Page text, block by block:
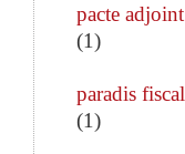
pacte adjoint
(1)
paradis fiscal
(1)